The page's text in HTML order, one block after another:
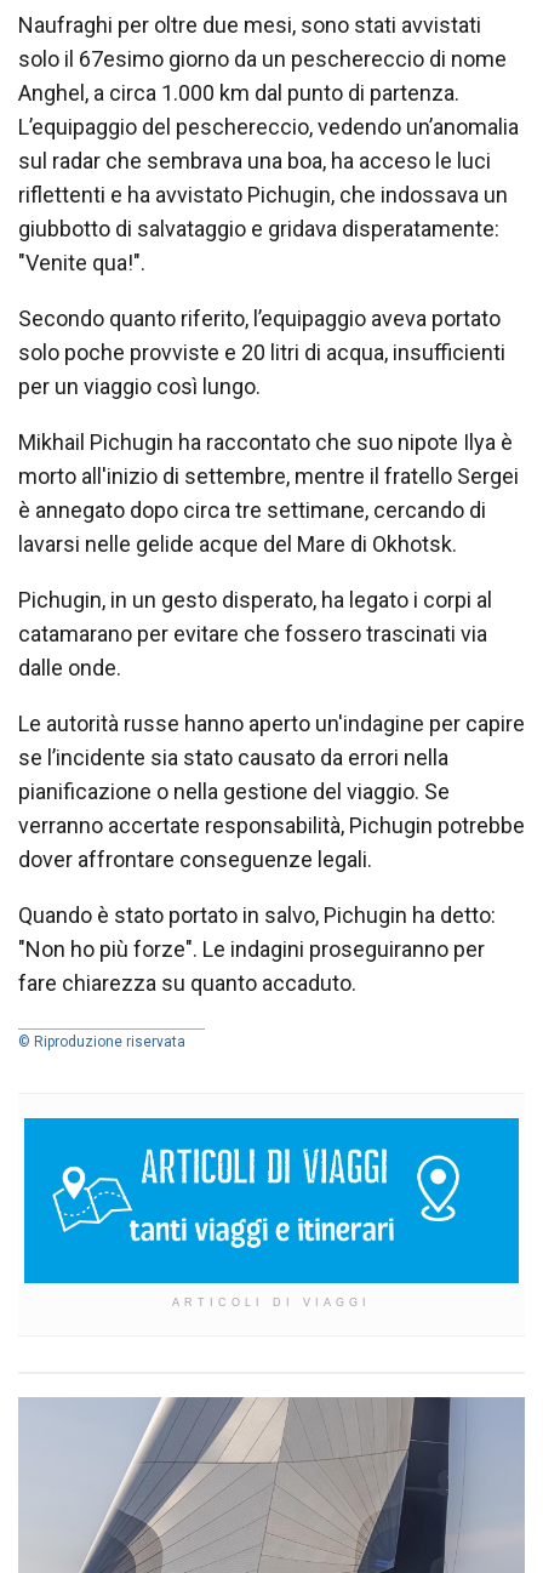
Naufraghi per oltre due mesi, sono stati avvistati
solo il 67esimo giorno da un peschereccio di nome
Anghel, a circa 1.000 km dal punto di partenza.
L’equipaggio del peschereccio, vedendo un’anomalia
sul radar che sembrava una boa, ha acceso le luci
riflettenti e ha avvistato Pichugin, che indossava un
giubbotto di salvataggio e gridava disperatamente:
"Venite qua!".
Secondo quanto riferito, l’equipaggio aveva portato
solo poche provviste e 20 litri di acqua, insufficienti
per un viaggio così lungo.
Mikhail Pichugin ha raccontato che suo nipote Ilya è
morto all'inizio di settembre, mentre il fratello Sergei
è annegato dopo circa tre settimane, cercando di
lavarsi nelle gelide acque del Mare di Okhotsk.
Pichugin, in un gesto disperato, ha legato i corpi al
catamarano per evitare che fossero trascinati via
dalle onde.
Le autorità russe hanno aperto un'indagine per capire
se l’incidente sia stato causato da errori nella
pianificazione o nella gestione del viaggio. Se
verranno accertate responsabilità, Pichugin potrebbe
dover affrontare conseguenze legali.
Quando è stato portato in salvo, Pichugin ha detto:
"Non ho più forze". Le indagini proseguiranno per
fare chiarezza su quanto accaduto.
© Riproduzione riservata
ARTICOLI DI VIAGGI